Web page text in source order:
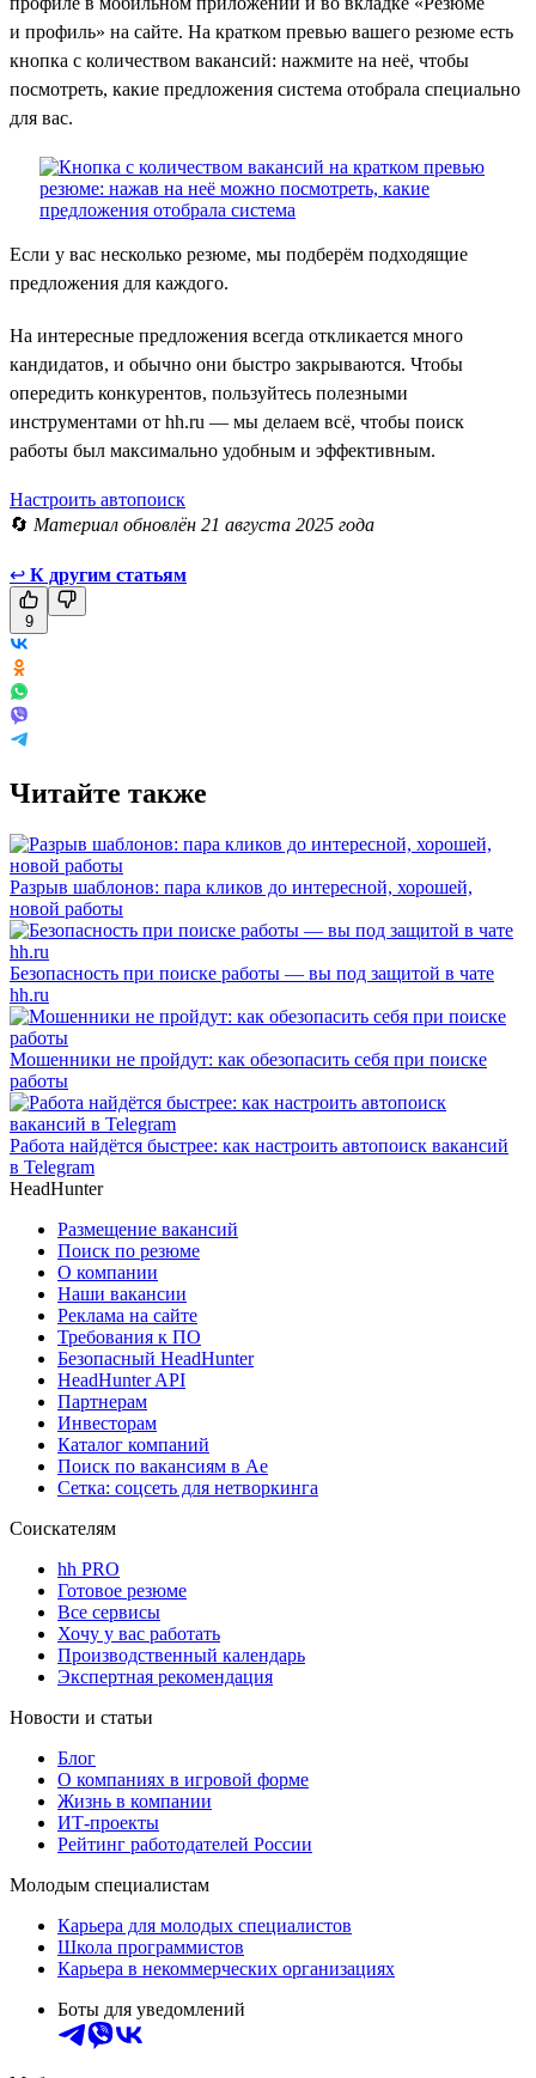
и профиль» на сайте. На кратком превью вашего резюме есть
кнопка с количеством вакансий: нажмите на неё, чтобы
посмотреть, какие предложения система отобрала специально
для вас.
Если у вас несколько резюме, мы подберём подходящие
предложения для каждого.
На интересные предложения всегда откликается много
кандидатов, и обычно они быстро закрываются. Чтобы
опередить конкурентов, пользуйтесь полезными
инструментами от hh.ru — мы делаем всё, чтобы поиск
работы был максимально удобным и эффективным.
Настроить автопоиск
🔄 Материал обновлён 21 августа 2025 года
↩ К другим статьям
9
Читайте также
Разрыв шаблонов: пара кликов до интересной, хорошей,
новой работы
Безопасность при поиске работы — вы под защитой в чате
hh.ru
Мошенники не пройдут: как обезопасить себя при поиске
работы
Работа найдётся быстрее: как настроить автопоиск вакансий
в Telegram
HeadHunter
Размещение вакансий
Поиск по резюме
О компании
Наши вакансии
Реклама на сайте
Требования к ПО
Безопасный HeadHunter
HeadHunter API
Партнерам
Инвесторам
Каталог компаний
Поиск по вакансиям в Ае
Сетка: соцсеть для нетворкинга
Соискателям
hh PRO
Готовое резюме
Все сервисы
Хочу у вас работать
Производственный календарь
Экспертная рекомендация
Новости и статьи
Блог
О компаниях в игровой форме
Жизнь в компании
ИТ-проекты
Рейтинг работодателей России
Молодым специалистам
Карьера для молодых специалистов
Школа программистов
Карьера в некоммерческих организациях
Боты для уведомлений